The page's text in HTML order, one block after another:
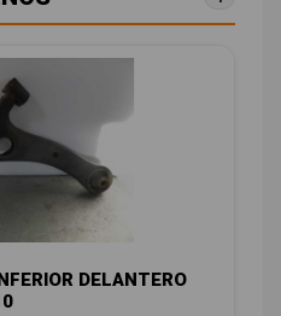
DELANTERO